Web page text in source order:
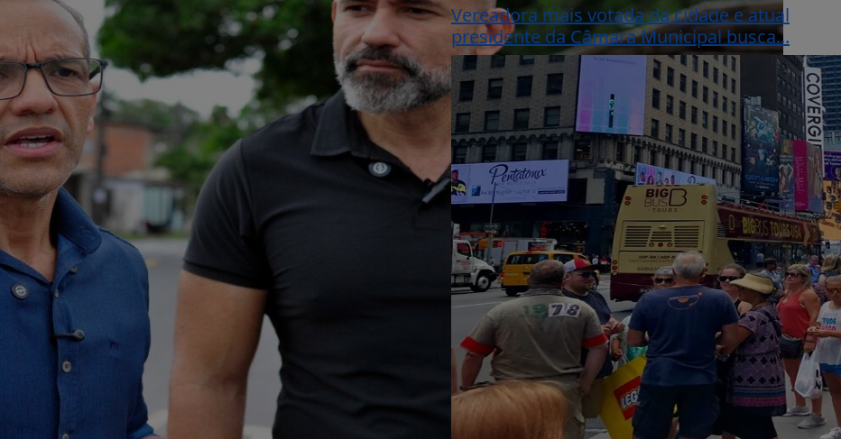
Vereadora mais votada da cidade e atual
presidente da Câmara Municipal busca...